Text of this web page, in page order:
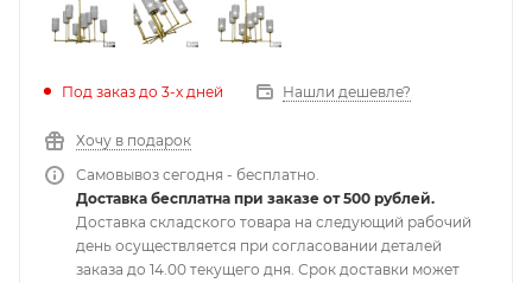
Под заказ до 3-х дней Нашли дешевле?
Хочу в подарок
Самовывоз сегодня - бесплатно.
Доставка бесплатна при заказе от 500 рублей.
Доставка складского товара на следующий рабочий
день осуществляется при согласовании деталей
заказа до 14.00 текущего дня. Срок доставки может